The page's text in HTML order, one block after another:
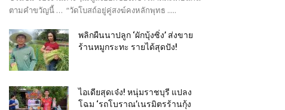
ตามคำขวัญนี้ … “วัดโบสถ์อยู่คู่สงฆ์คงหลักพุทธ .....
พลิกผืนนาปลูก ‘ผักบุ้งซิ่ง’ ส่งขาย
ร้านหมูกระทะ รายได้สุดปัง!
ไอเดียสุดเจ๋ง! หนุ่มราชบุรี แปลง
โฉม ‘รถโบราณ’เนรมิตรร้านกุ้ง